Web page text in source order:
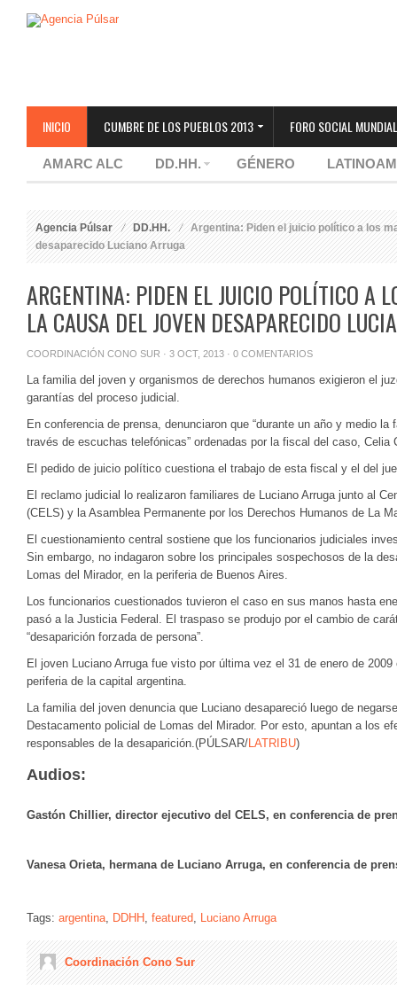
INICIO CUMBRE DE LOS PUEBLOS 2013 FORO SOCIAL
AMARC ALC DD.HH. GÉNERO
Agencia Púlsar DD.HH.
Argentina: Piden el juicio político a los
desaparecido Luciano Arruga
ARGENTINA: PIDEN EL JUICIO POLÍTICO A
LA CAUSA DEL JOVEN DESAPARECIDO
COORDINACIÓN CONO SUR · 3 OCT, 2013 · 0 COMENTARIOS
La familia del joven y organismos de derechos humanos exigieron el
garantías del proceso judicial.
En conferencia de prensa, denunciaron que “durante un año y medio la
través de escuchas telefónicas” ordenadas por la fiscal del caso, Celia
El pedido de juicio político cuestiona el trabajo de esta fiscal y el del
El reclamo judicial lo realizaron familiares de Luciano Arruga junto al
(CELS) y la Asamblea Permanente por los Derechos Humanos de La
El cuestionamiento central sostiene que los funcionarios judiciales
Sin embargo, no indagaron sobre los principales sospechosos de la
Lomas del Mirador, en la periferia de Buenos Aires.
Los funcionarios cuestionados tuvieron el caso en sus manos hasta
pasó a la Justicia Federal. El traspaso se produjo por el cambio de
“desaparición forzada de persona”.
El joven Luciano Arruga fue visto por última vez el 31 de enero de
periferia de la capital argentina.
La familia del joven denuncia que Luciano desapareció luego de
Destacamento policial de Lomas del Mirador. Por esto, apuntan a los
responsables de la desaparición.(PÚLSAR/LATRIBU)
Audios:
Gastón Chillier, director ejecutivo del CELS, en conferencia de
Vanesa Orieta, hermana de Luciano Arruga, en conferencia de
Tags: argentina, DDHH , featured, Luciano Arruga
Coordinación Cono Sur